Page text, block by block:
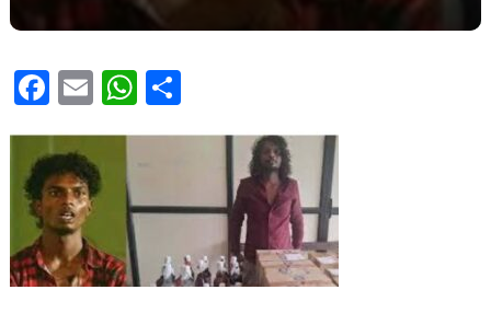
Facebook
Email WhatsApp